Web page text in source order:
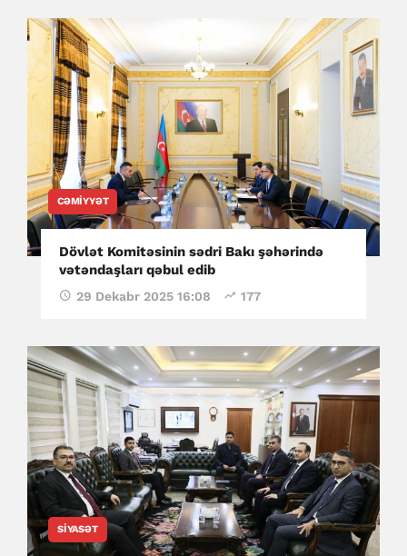
CƏMIYYƏT
Dövlət Komitəsinin sədri Bakı şəhərində
vətəndaşları qəbul edib
29 Dekabr 2025 16:08 177
SIYASƏT